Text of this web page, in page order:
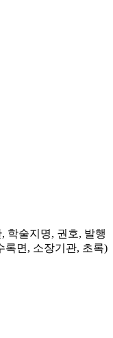
학술지명, 권호, 발행
록면, 소장기관, 초록)